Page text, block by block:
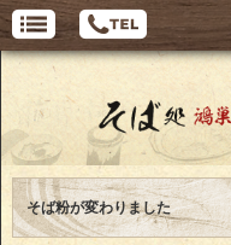
そば粉が変わりました